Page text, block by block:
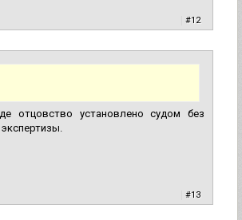
#12
отцовство установлено судом без
#13